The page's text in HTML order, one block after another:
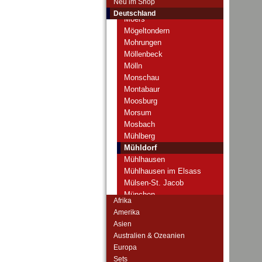
Deutschland
Mitterteich
Moers
Mögeltondern
Mohrungen
Möllenbeck
Mölln
Monschau
Montabaur
Moosburg
Morsum
Mosbach
Mühlberg
Mühldorf
Mühlhausen
Mühlhausen im Elsass
Mülsen-St. Jacob
München
Müritz
Afrika
Amerika
Asien
Australien & Ozeanien
Europa
Sets